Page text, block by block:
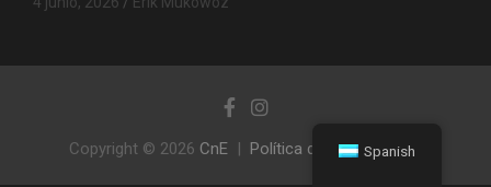
Copyright © 2026 CnE Política de privacidad
Spanish